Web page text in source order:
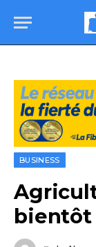
BUSINESS
bientôt